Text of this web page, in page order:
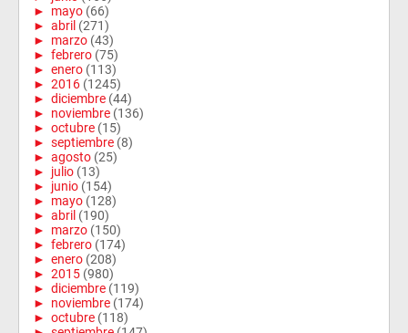
► mayo (66)
► abril (271)
► marzo (43)
► febrero (75)
► enero (113)
► 2016 (1245)
► diciembre (44)
► noviembre (136)
► octubre (15)
► septiembre (8)
► agosto (25)
► julio (13)
► junio (154)
► mayo (128)
► abril (190)
► marzo (150)
► febrero (174)
► enero (208)
► 2015 (980)
► diciembre (119)
► noviembre (174)
► octubre (118)